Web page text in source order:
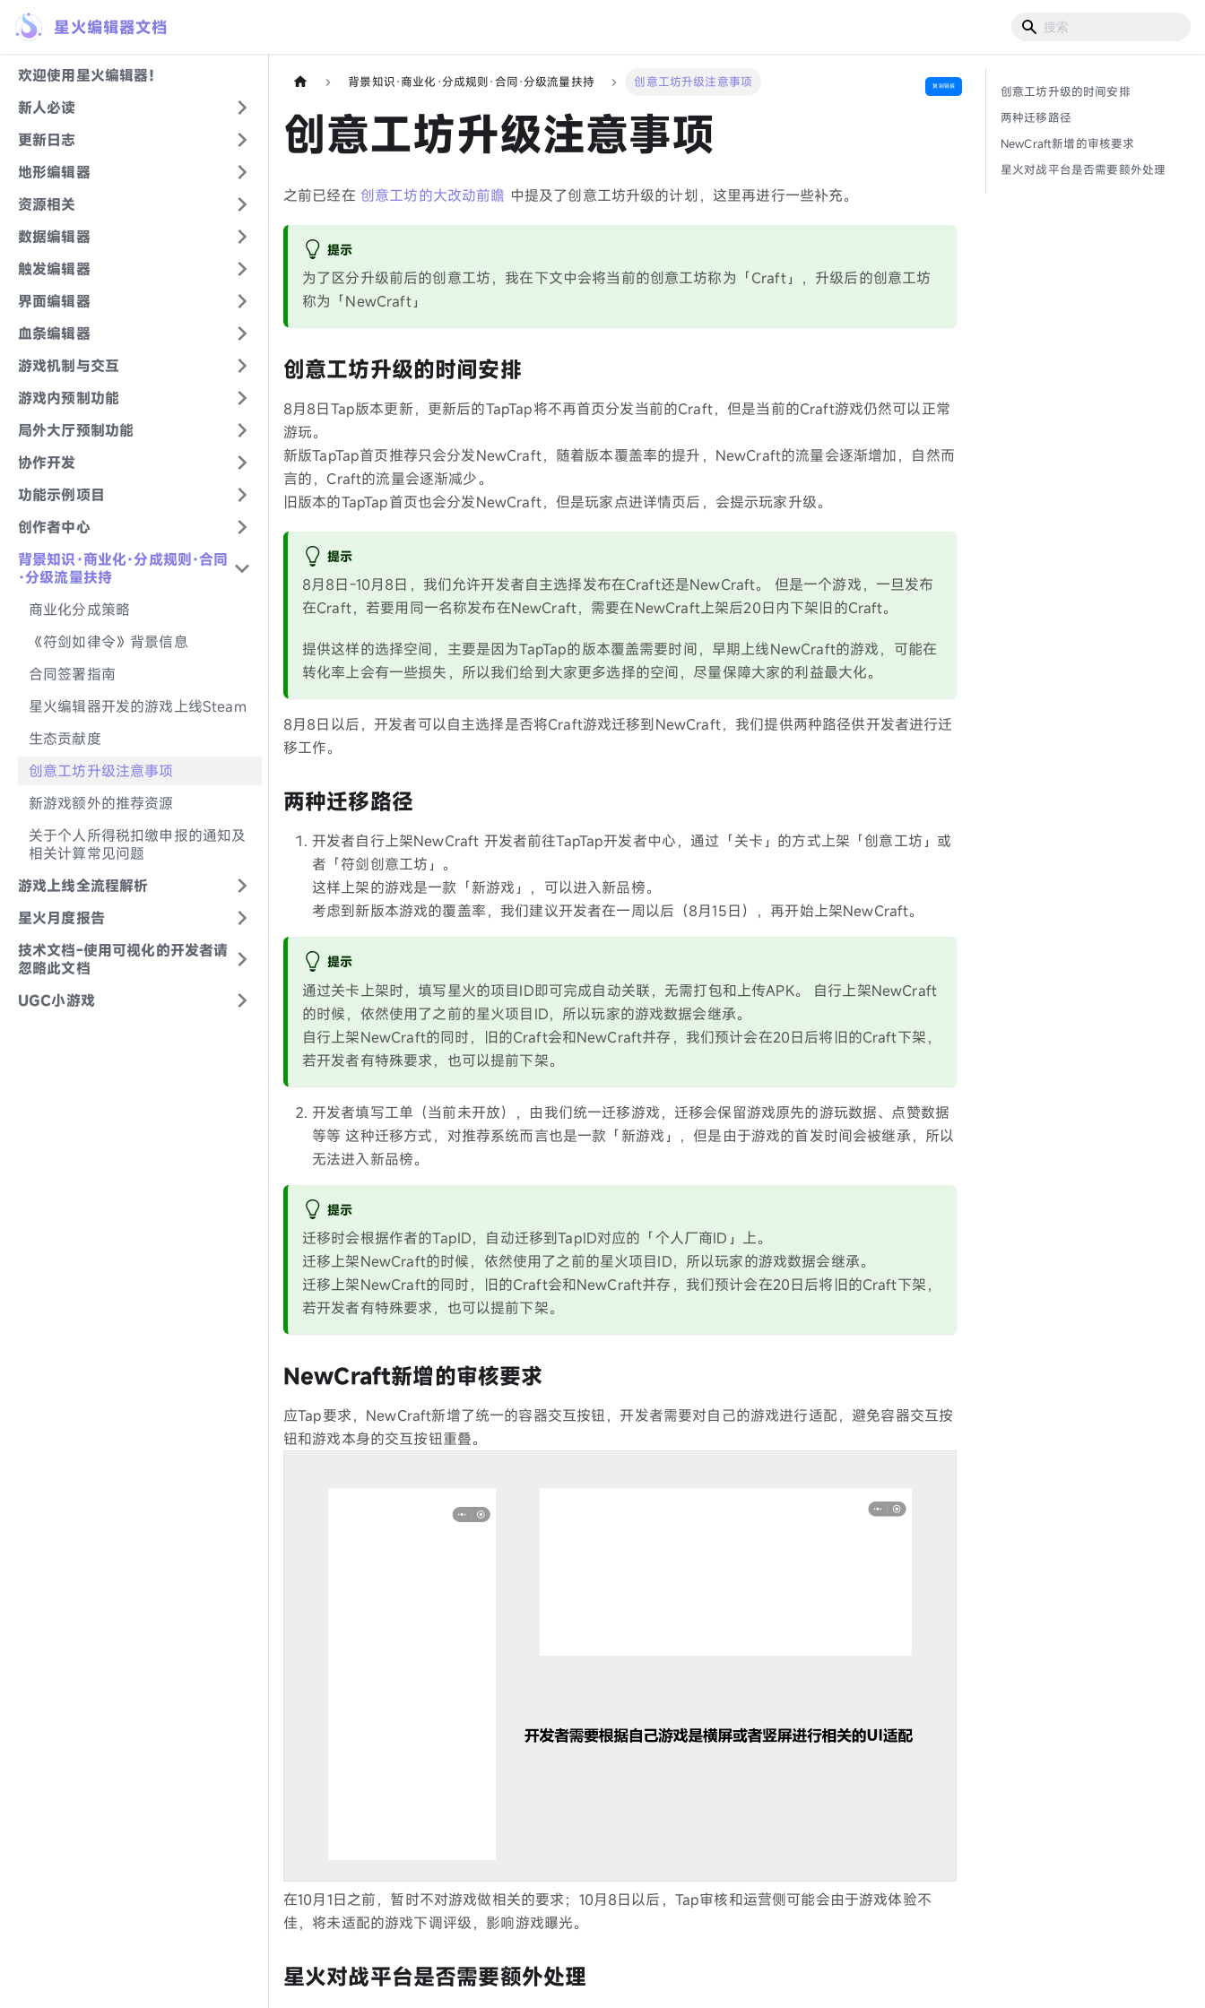
星火编辑器文档
欢迎使用星火编辑器！
新人必读
更新日志
地形编辑器
资源相关
数据编辑器
触发编辑器
界面编辑器
血条编辑器
游戏机制与交互
游戏内预制功能
局外大厅预制功能
协作开发
功能示例项目
创作者中心
背景知识·商业化·分成规则·合同
·分级流量扶持
商业化分成策略
《符剑如律令》背景信息
合同签署指南
星火编辑器开发的游戏上线Steam
生态贡献度
创意工坊升级注意事项
新游戏额外的推荐资源
关于个人所得税扣缴申报的通知及
相关计算常见问题
游戏上线全流程解析
星火月度报告
技术文档-使用可视化的开发者请
忽略此文档
UGC小游戏
背景知识·商业化·分成规则·合同·分级流量扶持 创意工坊升级注意事项 复制链接
创意工坊升级注意事项
之前已经在 创意工坊的大改动前瞻 中提及了创意工坊升级的计划，这里再进行一些补充。
提示
为了区分升级前后的创意工坊，我在下文中会将当前的创意工坊称为「Craft」，升级后的创意工坊
称为「NewCraft」
创意工坊升级的时间安排
8月8日Tap版本更新，更新后的TapTap将不再首页分发当前的Craft，但是当前的Craft游戏仍然可以正常
游玩。
新版TapTap首页推荐只会分发NewCraft，随着版本覆盖率的提升，NewCraft的流量会逐渐增加，自然而
言的，Craft的流量会逐渐减少。
旧版本的TapTap首页也会分发NewCraft，但是玩家点进详情页后，会提示玩家升级。
提示
8月8日-10月8日，我们允许开发者自主选择发布在Craft还是NewCraft。 但是一个游戏，一旦发布
在Craft，若要用同一名称发布在NewCraft，需要在NewCraft上架后20日内下架旧的Craft。
提供这样的选择空间，主要是因为TapTap的版本覆盖需要时间，早期上线NewCraft的游戏，可能在
转化率上会有一些损失，所以我们给到大家更多选择的空间，尽量保障大家的利益最大化。
8月8日以后，开发者可以自主选择是否将Craft游戏迁移到NewCraft，我们提供两种路径供开发者进行迁
移工作。
两种迁移路径
开发者自行上架NewCraft 开发者前往TapTap开发者中心，通过「关卡」的方式上架「创意工坊」或
者「符剑创意工坊」。
这样上架的游戏是一款「新游戏」，可以进入新品榜。
考虑到新版本游戏的覆盖率，我们建议开发者在一周以后（8月15日），再开始上架NewCraft。
提示
通过关卡上架时，填写星火的项目ID即可完成自动关联，无需打包和上传APK。 自行上架NewCraft
的时候，依然使用了之前的星火项目ID，所以玩家的游戏数据会继承。
自行上架NewCraft的同时，旧的Craft会和NewCraft并存，我们预计会在20日后将旧的Craft下架，
若开发者有特殊要求，也可以提前下架。
开发者填写工单（当前未开放），由我们统一迁移游戏，迁移会保留游戏原先的游玩数据、点赞数据
等等 这种迁移方式，对推荐系统而言也是一款「新游戏」，但是由于游戏的首发时间会被继承，所以
无法进入新品榜。
提示
迁移时会根据作者的TapID，自动迁移到TapID对应的「个人厂商ID」上。
迁移上架NewCraft的时候，依然使用了之前的星火项目ID，所以玩家的游戏数据会继承。
迁移上架NewCraft的同时，旧的Craft会和NewCraft并存，我们预计会在20日后将旧的Craft下架，
若开发者有特殊要求，也可以提前下架。
NewCraft新增的审核要求
应Tap要求，NewCraft新增了统一的容器交互按钮，开发者需要对自己的游戏进行适配，避免容器交互按
钮和游戏本身的交互按钮重叠。
在10月1日之前，暂时不对游戏做相关的要求；10月8日以后，Tap审核和运营侧可能会由于游戏体验不
佳，将未适配的游戏下调评级，影响游戏曝光。
星火对战平台是否需要额外处理
创意工坊升级的时间安排
两种迁移路径
NewCraft新增的审核要求
星火对战平台是否需要额外处理